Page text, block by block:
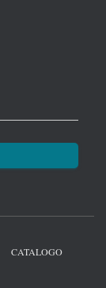
CATALOGO